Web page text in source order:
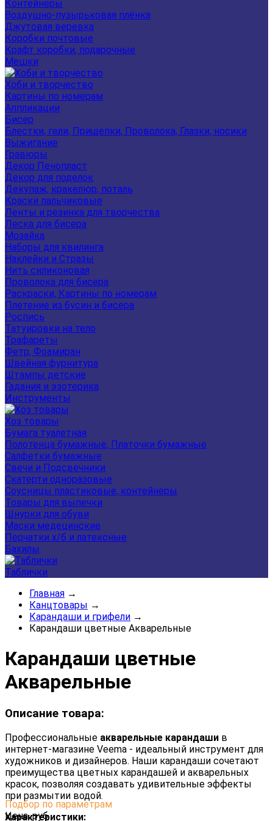
Контейнеры
Воздушно-пузырьковая плёнка
Джутовая веревка
Коробки почтовые
Крафт коробки, подарочные
Мешки
Хоби и творчество
Картины по номерам
Аппликации
Бисер
Блестки, гели, Прищепки, Проволока, Глазки, носики
Выжигание
Гравюры
Декор Пенопласт
Декор для поделок
Декупаж, кракелюр, поталь
Краски пальчиковые
Ленты и резинка для творчества
Леска для бисера
Мозайка
Наборы для квилинга
Наклейки и Стразы
Нить силиконовая
Проволока для бисера
Раскраски, Картины по номерам
Плетение из бусин и бисера
Роспись
Татуировки на тело
Трафареты
Фетр, Фоамиран
Швейная фурнитура
Штампы детские
Гадания и эзотерика
Инструменты
Хоз товары
Бумага туалетная
Полотенца бумажные, Платочки бумажные
Салфетки бумажные
Свечи и Подсвечники
Скатерти одноразовые
Соусницы пластиковые, контейнеры
Товары для выпечки
Шнурки для обуви
Маски медецинские
Перчатки х/б и латексные
Бахилы
Таблички
Главная →
Канцтовары →
Карандаши и грифели →
Карандаши цветные Акварельные
Карандаши цветные
Акварельные
Описание товара:
Профессиональные акварельные карандаши в
интернет-магазине Veema - идеальный инструмент для
художников и дизайнеров. Наши карандаши сочетают
преимущества цветных карандашей и акварельных
красок, позволяя создавать удивительные эффекты
при размытии водой.
Характеристики:
Подбор по параметрам
Цена,руб.